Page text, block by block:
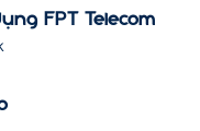
FPT Telecom